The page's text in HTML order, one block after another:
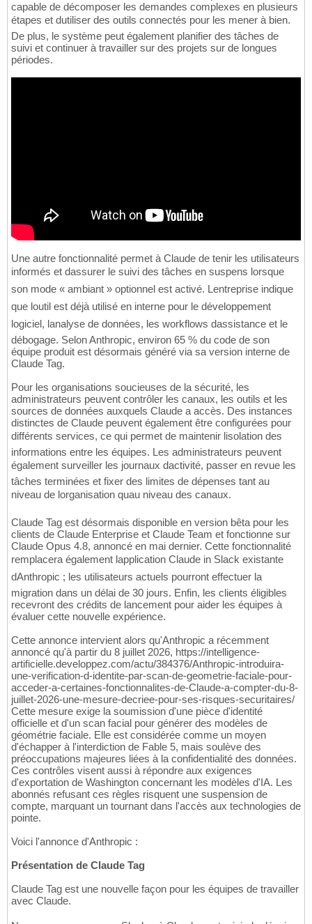
capable de décomposer les demandes complexes en plusieurs
étapes et dutiliser des outils connectés pour les mener à bien.
De plus, le système peut également planifier des tâches de
suivi et continuer à travailler sur des projets sur de longues
périodes.
Une autre fonctionnalité permet à Claude de tenir les utilisateurs
informés et dassurer le suivi des tâches en suspens lorsque
son mode « ambiant » optionnel est activé. Lentreprise indique
que loutil est déjà utilisé en interne pour le développement
logiciel, lanalyse de données, les workflows dassistance et le
débogage. Selon Anthropic, environ 65 % du code de son
équipe produit est désormais généré via sa version interne de
Claude Tag.
Pour les organisations soucieuses de la sécurité, les
administrateurs peuvent contrôler les canaux, les outils et les
sources de données auxquels Claude a accès. Des instances
distinctes de Claude peuvent également être configurées pour
différents services, ce qui permet de maintenir lisolation des
informations entre les équipes. Les administrateurs peuvent
également surveiller les journaux dactivité, passer en revue les
tâches terminées et fixer des limites de dépenses tant au
niveau de lorganisation quau niveau des canaux.
Claude Tag est désormais disponible en version bêta pour les
clients de Claude Enterprise et Claude Team et fonctionne sur
Claude Opus 4.8, annoncé en mai dernier. Cette fonctionnalité
remplacera également lapplication Claude in Slack existante
dAnthropic ; les utilisateurs actuels pourront effectuer la
migration dans un délai de 30 jours. Enfin, les clients éligibles
recevront des crédits de lancement pour aider les équipes à
évaluer cette nouvelle expérience.
Cette annonce intervient alors qu'Anthropic a récemment
annoncé qu'à partir du 8 juillet 2026, https://intelligence-
artificielle.developpez.com/actu/384376/Anthropic-introduira-
une-verification-d-identite-par-scan-de-geometrie-faciale-pour-
acceder-a-certaines-fonctionnalites-de-Claude-a-compter-du-8-
juillet-2026-une-mesure-decriee-pour-ses-risques-securitaires/
Cette mesure exige la soumission d'une pièce d'identité
officielle et d'un scan facial pour générer des modèles de
géométrie faciale. Elle est considérée comme un moyen
d'échapper à l'interdiction de Fable 5, mais soulève des
préoccupations majeures liées à la confidentialité des données.
Ces contrôles visent aussi à répondre aux exigences
d'exportation de Washington concernant les modèles d'IA. Les
abonnés refusant ces règles risquent une suspension de
compte, marquant un tournant dans l'accès aux technologies de
pointe.
Voici l'annonce d'Anthropic :
Présentation de Claude Tag
Claude Tag est une nouvelle façon pour les équipes de travailler
avec Claude.